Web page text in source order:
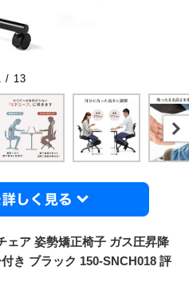
/ 13
ェア 姿勢矯正椅子 ガス圧昇降
き ブラック 150-SNCH018 評